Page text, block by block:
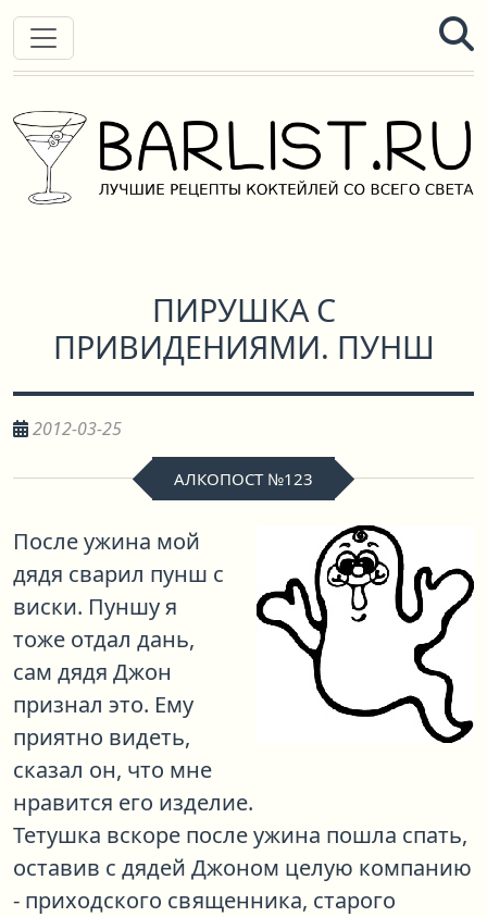
ПИРУШКА С
ПРИВИДЕНИЯМИ. ПУНШ
2012-03-25
АЛКОПОСТ №123
После ужина мой
дядя сварил пунш с
виски. Пуншу я
тоже отдал дань,
сам дядя Джон
признал это. Ему
приятно видеть,
сказал он, что мне
нравится его изделие.
Тетушка вскоре после ужина пошла спать,
оставив с дядей Джоном целую компанию
- приходского священника, старого